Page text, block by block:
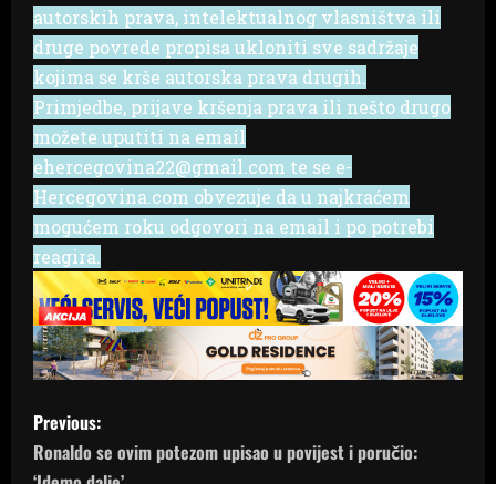
autorskih prava, intelektualnog vlasništva ili
druge povrede propisa ukloniti sve sadržaje
kojima se krše autorska prava drugih.
Primjedbe, prijave kršenja prava ili nešto drugo
možete uputiti na email
ehercegovina22@gmail.com te se e-
Hercegovina.com obvezuje da u najkraćem
mogućem roku odgovori na email i po potrebi
reagira.
P
o
Previous:
Ronaldo se ovim potezom upisao u povijest i poručio: